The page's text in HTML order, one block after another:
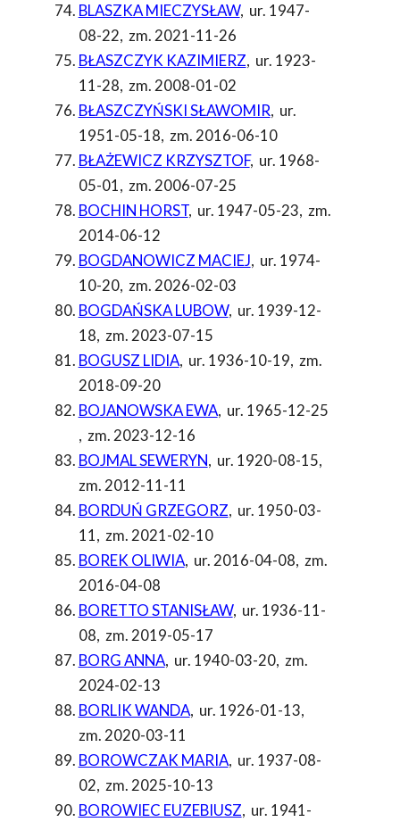
BLASZKA MIECZYSŁAW, ur. 1947-
08-22, zm. 2021-11-26
BŁASZCZYK KAZIMIERZ, ur. 1923-
11-28, zm. 2008-01-02
BŁASZCZYŃSKI SŁAWOMIR, ur.
1951-05-18, zm. 2016-06-10
BŁAŻEWICZ KRZYSZTOF, ur. 1968-
05-01, zm. 2006-07-25
BOCHIN HORST, ur. 1947-05-23, zm.
2014-06-12
BOGDANOWICZ MACIEJ, ur. 1974-
10-20, zm. 2026-02-03
BOGDAŃSKA LUBOW, ur. 1939-12-
18, zm. 2023-07-15
BOGUSZ LIDIA, ur. 1936-10-19, zm.
2018-09-20
BOJANOWSKA EWA, ur. 1965-12-25
, zm. 2023-12-16
BOJMAL SEWERYN, ur. 1920-08-15,
zm. 2012-11-11
BORDUŃ GRZEGORZ, ur. 1950-03-
11, zm. 2021-02-10
BOREK OLIWIA, ur. 2016-04-08, zm.
2016-04-08
BORETTO STANISŁAW, ur. 1936-11-
08, zm. 2019-05-17
BORG ANNA, ur. 1940-03-20, zm.
2024-02-13
BORLIK WANDA, ur. 1926-01-13,
zm. 2020-03-11
BOROWCZAK MARIA, ur. 1937-08-
02, zm. 2025-10-13
BOROWIEC EUZEBIUSZ, ur. 1941-